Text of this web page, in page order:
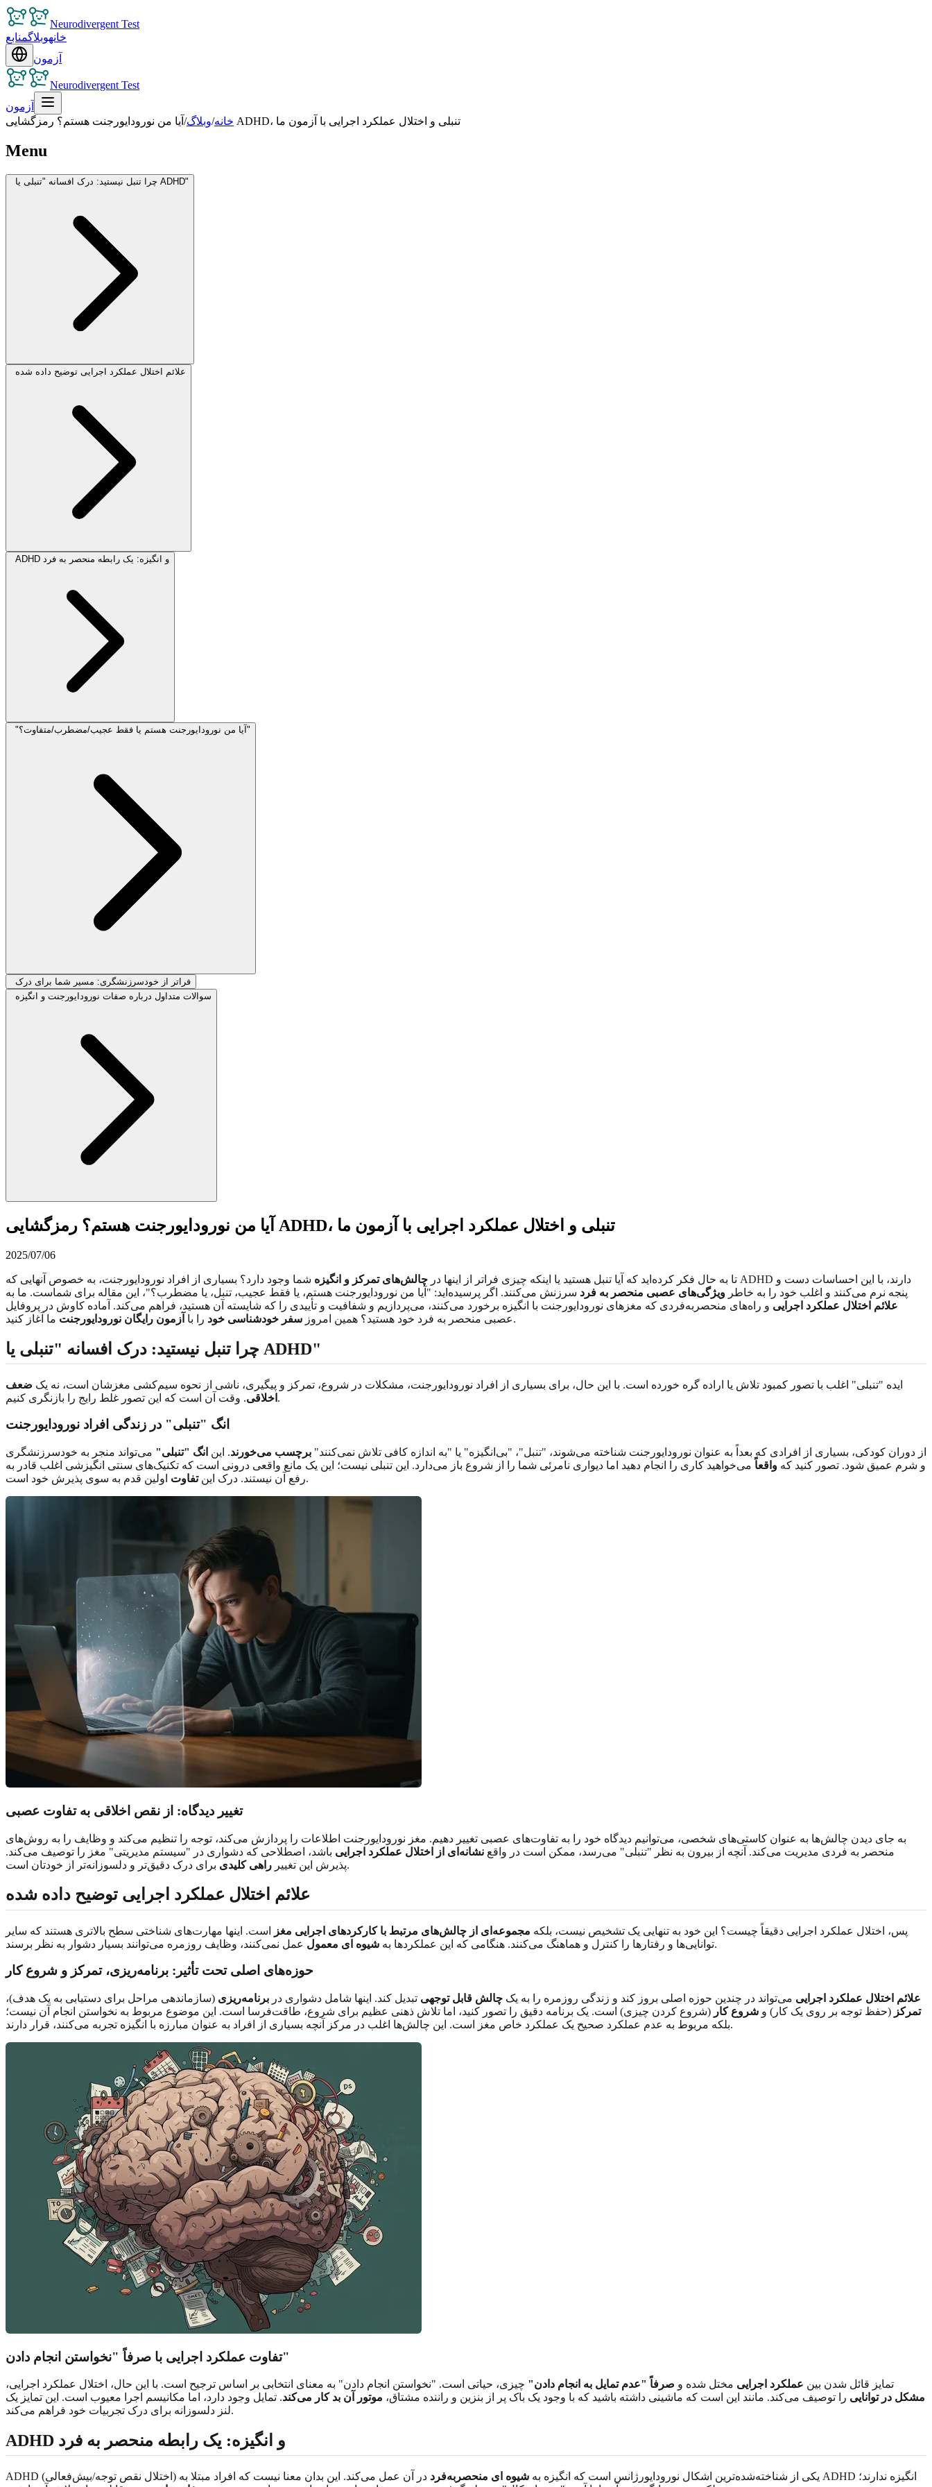
Neurodivergent Test
خانهوبلاگمنابع
آزمون
Neurodivergent Test
آزمون
خانه/وبلاگ/ آیا من نورودایورجنت هستم؟ رمزگشایی ADHD، تنبلی و اختلال عملکرد اجرایی با آزمون ما
Menu
چرا تنبل نیستید: درک افسانه "تنبلی یا ADHD"
علائم اختلال عملکرد اجرایی توضیح داده شده
ADHD و انگیزه: یک رابطه منحصر به فرد
"آیا من نورودایورجنت هستم یا فقط عجیب/مضطرب/متفاوت؟"
فراتر از خودسرزنشگری: مسیر شما برای درک
سوالات متداول درباره صفات نورودایورجنت و انگیزه
آیا من نورودایورجنت هستم؟ رمزگشایی ADHD، تنبلی و اختلال عملکرد اجرایی با آزمون ما
2025/07/06
تا به حال فکر کرده‌اید که آیا تنبل هستید یا اینکه چیزی فراتر از اینها در چالش‌های تمرکز و انگیزه شما وجود دارد؟ بسیاری از افراد نورودایورجنت، به خصوص آنهایی که ADHD دارند، با این احساسات دست و
پنجه نرم می‌کنند و اغلب خود را به خاطر ویژگی‌های عصبی منحصر به فرد سرزنش می‌کنند. اگر پرسیده‌اید: "آیا من نورودایورجنت هستم، یا فقط عجیب، تنبل، یا مضطرب؟"، این مقاله برای شماست. ما به
علائم اختلال عملکرد اجرایی و راه‌های منحصربه‌فردی که مغزهای نورودایورجنت با انگیزه برخورد می‌کنند، می‌پردازیم و شفافیت و تأییدی را که شایسته آن هستید، فراهم می‌کند. آماده کاوش در پروفایل
عصبی منحصر به فرد خود هستید؟ همین امروز سفر خودشناسی خود را با آزمون رایگان نورودایورجنت ما آغاز کنید.
چرا تنبل نیستید: درک افسانه "تنبلی یا ADHD"
ایده "تنبلی" اغلب با تصور کمبود تلاش یا اراده گره خورده است. با این حال، برای بسیاری از افراد نورودایورجنت، مشکلات در شروع، تمرکز و پیگیری، ناشی از نحوه سیم‌کشی مغزشان است، نه یک ضعف
اخلاقی . وقت آن است که این تصور غلط رایج را بازنگری کنیم.
انگ "تنبلی" در زندگی افراد نورودایورجنت
از دوران کودکی، بسیاری از افرادی که بعداً به عنوان نورودایورجنت شناخته می‌شوند، "تنبل"، "بی‌انگیزه" یا "به اندازه کافی تلاش نمی‌کنند" برچسب می‌خورند. این انگ "تنبلی" می‌تواند منجر به خودسرزنشگری
و شرم عمیق شود. تصور کنید که واقعاً می‌خواهید کاری را انجام دهید اما دیواری نامرئی شما را از شروع باز می‌دارد. این تنبلی نیست؛ این یک مانع واقعی درونی است که تکنیک‌های سنتی انگیزشی اغلب قادر به
رفع آن نیستند. درک اینتفاوت اولین قدم به سوی پذیرش خود است.
تغییر دیدگاه: از نقص اخلاقی به تفاوت عصبی
به جای دیدن چالش‌ها به عنوان کاستی‌های شخصی، می‌توانیم دیدگاه خود را به تفاوت‌های عصبی تغییر دهیم. مغز نورودایورجنت اطلاعات را پردازش می‌کند، توجه را تنظیم می‌کند و وظایف را به روش‌های
منحصر به فردی مدیریت می‌کند. آنچه از بیرون به نظر "تنبلی" می‌رسد، ممکن است در واقع نشانه‌ای از اختلال عملکرد اجرایی باشد، اصطلاحی که دشواری در "سیستم مدیریتی" مغز را توصیف می‌کند.
پذیرش این تغییر راهی کلیدی برای درک دقیق‌تر و دلسوزانه‌تر از خودتان است.
علائم اختلال عملکرد اجرایی توضیح داده شده
پس، اختلال عملکرد اجرایی دقیقاً چیست؟ این خود به تنهایی یک تشخیص نیست، بلکه مجموعه‌ای از چالش‌های مرتبط با کارکردهای اجرایی مغز
است. اینها مهارت‌های شناختی سطح بالاتری هستند که سایر
توانایی‌ها و رفتارها را کنترل و هماهنگ می‌کنند. هنگامی که این عملکردها به شیوه ای معمول عمل نمی‌کنند، وظایف روزمره می‌توانند بسیار دشوار به نظر برسند.
حوزه‌های اصلی تحت تأثیر: برنامه‌ریزی، تمرکز و شروع کار
علائم اختلال عملکرد اجرایی می‌تواند در چندین حوزه اصلی بروز کند و زندگی روزمره را به یک چالش قابل توجهی تبدیل کند. اینها شامل دشواری در برنامه‌ریزی (سازماندهی مراحل برای دستیابی به یک هدف)،
تمرکز (حفظ توجه بر روی یک کار) و شروع کار (شروع کردن چیزی) است. یک برنامه دقیق را تصور کنید، اما تلاش ذهنی عظیم برای شروع، طاقت‌فرسا است. این موضوع مربوط به نخواستن انجام آن نیست؛
بلکه مربوط به عدم عملکرد صحیح یک عملکرد خاص مغز است. این چالش‌ها اغلب در مرکز آنچه بسیاری از افراد به عنوان مبارزه با انگیزه تجربه می‌کنند، قرار دارند.
تفاوت عملکرد اجرایی با صرفاً "نخواستن انجام دادن"
تمایز قائل شدن بین عملکرد اجرایی مختل شده و صرفاً "عدم تمایل به انجام دادن" چیزی، حیاتی است. "نخواستن انجام دادن" به معنای انتخابی بر اساس ترجیح است. با این حال، اختلال عملکرد اجرایی،
مشکل در توانایی را توصیف می‌کند. مانند این است که ماشینی داشته باشید که با وجود یک باک پر از بنزین و راننده مشتاق، موتور آن بد کار می‌کند. تمایل وجود دارد، اما مکانیسم اجرا معیوب است. این تمایز یک
لنز دلسوزانه برای درک تجربیات خود فراهم می‌کند.
ADHD و انگیزه: یک رابطه منحصر به فرد
ADHD (اختلال نقص توجه/بیش‌فعالی) یکی از شناخته‌شده‌ترین اشکال نورودایورژانس است که انگیزه به شیوه ای منحصربه‌فرد در آن عمل می‌کند. این بدان معنا نیست که افراد مبتلا به ADHD انگیزه ندارند؛